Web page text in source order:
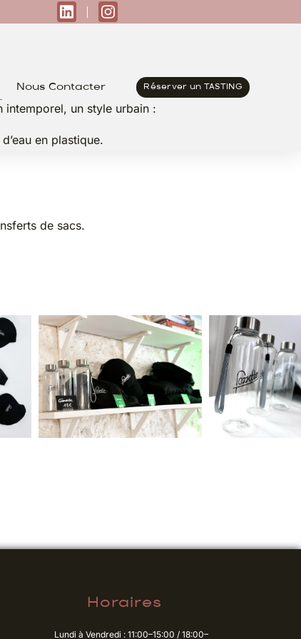
Nous Contacter Réserver un TASTING
intemporel, un style urbain :
en plastique.
de sacs.
Horaires
Lundi à Vendredi : 11:00–15:00 / 18:00–